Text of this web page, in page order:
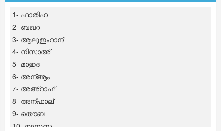
1- ഫാതിഹ
2- ബഖറ
3- ആലുഇംറാന്
4- നിസാഅ്
5- മാഇദ
6- അന്ആം
7- അഅ്റാഫ്
8- അന്ഫാല്
9- തൌബ
10- യൂനുസ